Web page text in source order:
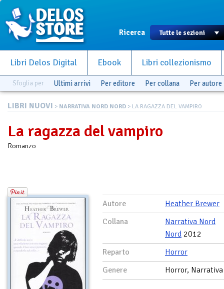
Ricerca
Libri Delos Digital Ebook Libri collezionismo
Sfoglia per Ultimi arrivi Per editore Per collana Per autore
LIBRI NUOVI > NARRATIVA NORD NORD > LA RAGAZZA DEL VAMPIRO
La ragazza del vampiro
Romanzo
Autore
Heather Brewer
Collana
Narrativa Nord
Nord 2012
Reparto
Horror
Genere
Horror, Narrativa